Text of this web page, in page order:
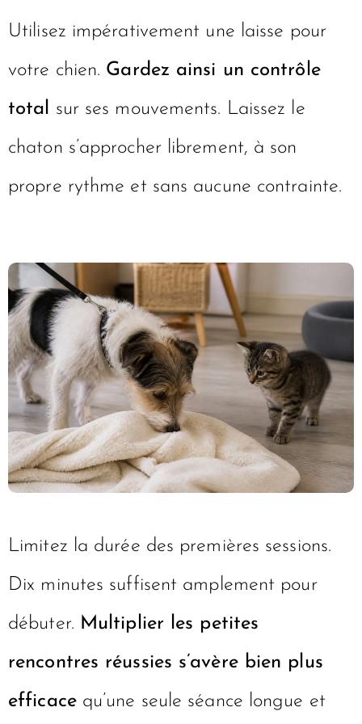
Utilisez impérativement une laisse pour
votre chien. Gardez ainsi un contrôle
total
sur ses mouvements. Laissez le
chaton s’approcher librement, à son
propre rythme et sans aucune contrainte.
Limitez la durée des premières sessions.
Dix minutes suffisent amplement pour
débuter. Multiplier les petites
rencontres réussies s’avère bien plus
efficacequ’une seule séance longue et